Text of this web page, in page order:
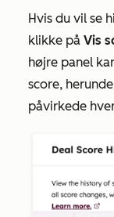
Hvis du vil se
klikke på Vis
højre panel
score,
påvirkede